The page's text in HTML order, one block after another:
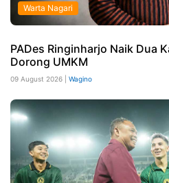
Warta Nagari
PADes Ringinharjo Naik Dua
Dorong UMKM
09 August 2026 | Wagino